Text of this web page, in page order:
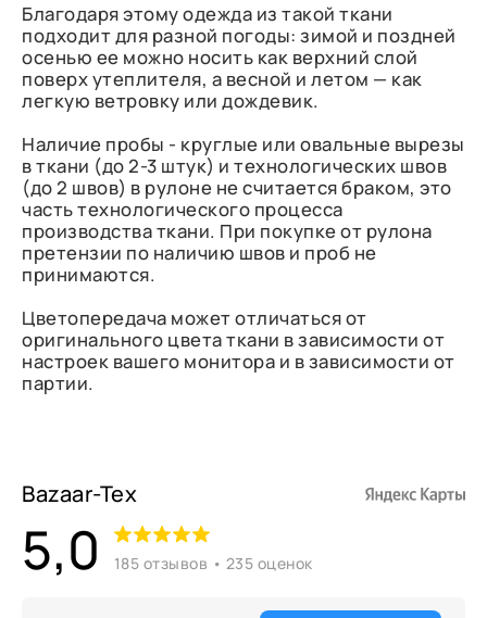
Благодаря этому одежда из такой ткани
подходит для разной погоды: зимой и поздней
осенью ее можно носить как верхний слой
поверх утеплителя, а весной и летом — как
легкую ветровку или дождевик.
Наличие пробы - круглые или овальные вырезы
в ткани (до 2-3 штук) и технологических швов
(до 2 швов) в рулоне не считается браком, это
часть технологического процесса
производства ткани. При покупке от рулона
претензии по наличию швов и проб не
принимаются.
Цветопередача может отличаться от
оригинального цвета ткани в зависимости от
настроек вашего монитора и в зависимости от
партии.
Bazaar-Tex
5,0 185 отзывов • 235 оценок